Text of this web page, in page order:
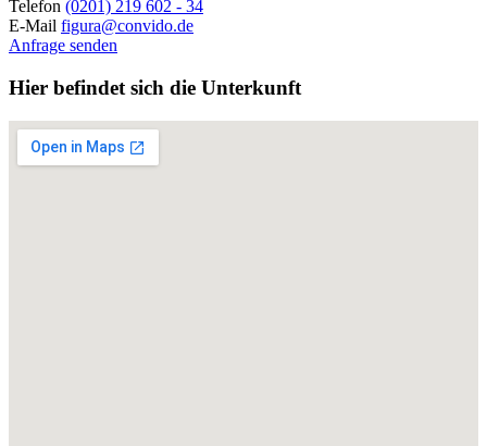
Telefon (0201) 219 602 - 34
E-Mail figura@convido.de
Anfrage senden
Hier befindet sich die Unterkunft